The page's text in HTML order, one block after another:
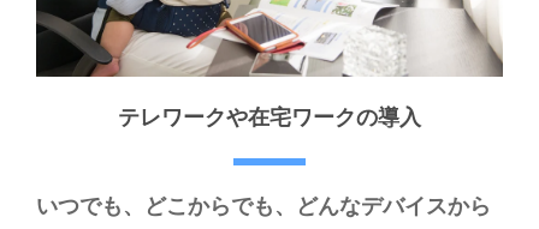
テレワークや在宅ワークの導入
いつでも、どこからでも、どんなデバイスから